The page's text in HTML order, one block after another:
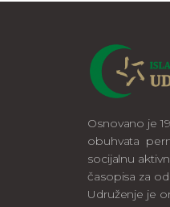
Osnovano je
obuhvata
socijalnu
časopisa za
Udruženje je